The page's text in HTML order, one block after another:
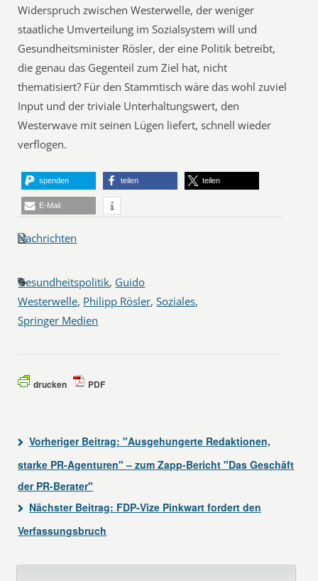
Widerspruch zwischen Westerwelle, der weniger
staatliche Umverteilung im Sozialsystem will und
Gesundheitsminister Rösler, der eine Politik betreibt,
die genau das Gegenteil zum Ziel hat, nicht
thematisiert? Für den Stammtisch wäre das wohl zuviel
Input und der triviale Unterhaltungswert, den
Westerwave mit seinen Lügen liefert, schnell wieder
verflogen.
spenden teilen teilen
E-Mail
Nachrichten
Gesundheitspolitik, Guido
Westerwelle, Philipp Rösler,Soziales,
Springer Medien
drucken PDF
Vorheriger Beitrag: "Ausgehungerte Redaktionen,
starke PR-Agenturen" – zum Zapp-Bericht "Das Geschäft
der PR-Berater"
Nächster Beitrag: FDP-Vize Pinkwart fordert den
Verfassungsbruch